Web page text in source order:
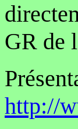
GR de
http://